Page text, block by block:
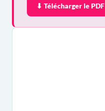
⬇ Télécharger le PDF